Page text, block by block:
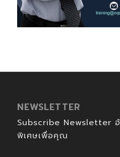
NEWSLETTER
Subscribe Newsletter
พิเศษเพื่อคุณ